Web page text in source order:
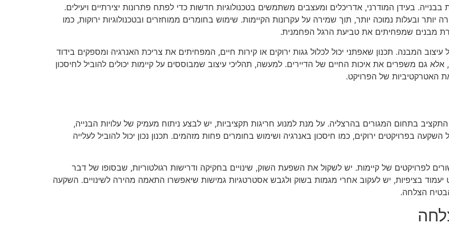
בעידן המודרני, אדריכלים ומעצבים משתמשים בטכנולוגיות חדשות כדי לפתח פתרונות יצירתיים ויעילים.
ובעלות נמוכה יותר, תוך שמירה על עקרונות הקיימות. שימוש בחומרים ממוחזרים ובטכנולוגיות ירוקות, כמו
מבנים שמפחיתים את טביעת הרגל הפחמנית.
המבנה. תכנון שאפתני יכול לכלול גגות ירוקים או קירות חיים, המפחיתים את צריכת האנרגיה ומספקים בידוד
גם משפרים את איכות החיים של הדיירים. למעשה, תהליכי עיצוב שמבוססים על קיימות יכולים להוביל לחיסכון
האטרקטיביות של הפרויקט.
בתחום המגורים בהרצליה. על מנת למנוע חריגות תקציביות, יש לבצע ניתוח מעמיק של עלויות הבנייה,
בפרויקטים ירוקים, כמו חיסכון באנרגיה ושימוש בחומרים פחות מזהמים. תכנון נכון יכול להוביל לעלייה
לפרויקטים של קיימות. יש לשקול את השפעת השוק, שינויים בחקיקה ודרישות רגולטוריות, שבסופו של דבר
בציפיות, יש לעקוב אחרי מגמות בשוק ולגבש אסטרטגיות גמישות שיאפשרו התאמה מהירה לשינויים. השקעה
הצלחה.